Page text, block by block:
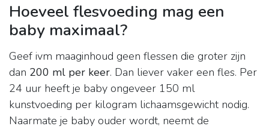
Hoeveel flesvoeding mag een
baby maximaal?
Geef ivm maaginhoud geen flessen die groter zijn
dan 200 ml per keer. Dan liever vaker een fles. Per
24 uur heeft je baby ongeveer 150 ml
kunstvoeding per kilogram lichaamsgewicht nodig.
Naarmate je baby ouder wordt, neemt de